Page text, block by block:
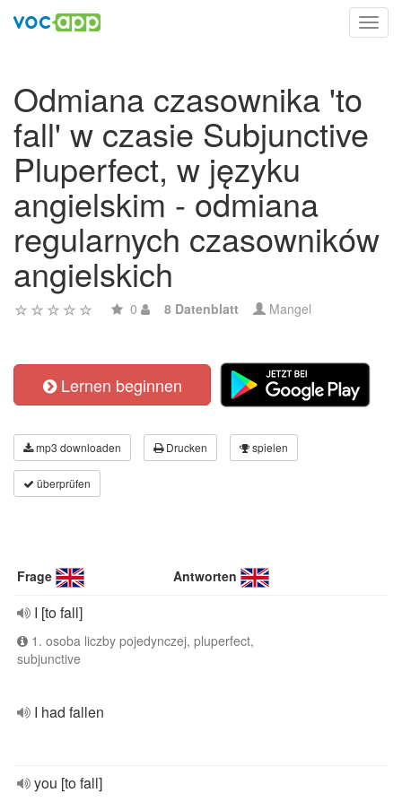
Odmiana czasownika 'to
fall' w czasie Subjunctive
Pluperfect, w języku
angielskim - odmiana
regularnych czasowników
angielskich
0 8 Datenblatt Mangel
Lernen beginnen
mp3 downloaden Drucken spielen
überprüfen
Frage Antworten
I [to fall]
1. osoba liczby pojedynczej, pluperfect,
subjunctive
I had fallen
you [to fall]